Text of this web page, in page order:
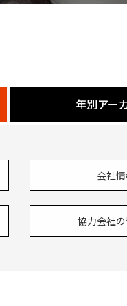
年別アー
会社
協力会社